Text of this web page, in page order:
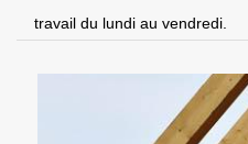
travail du lundi au vendredi.